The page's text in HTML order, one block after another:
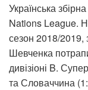
Українська
Nations League.
сезон 2018/2019,
Шевченка
дивізіоні B.
та Словаччина